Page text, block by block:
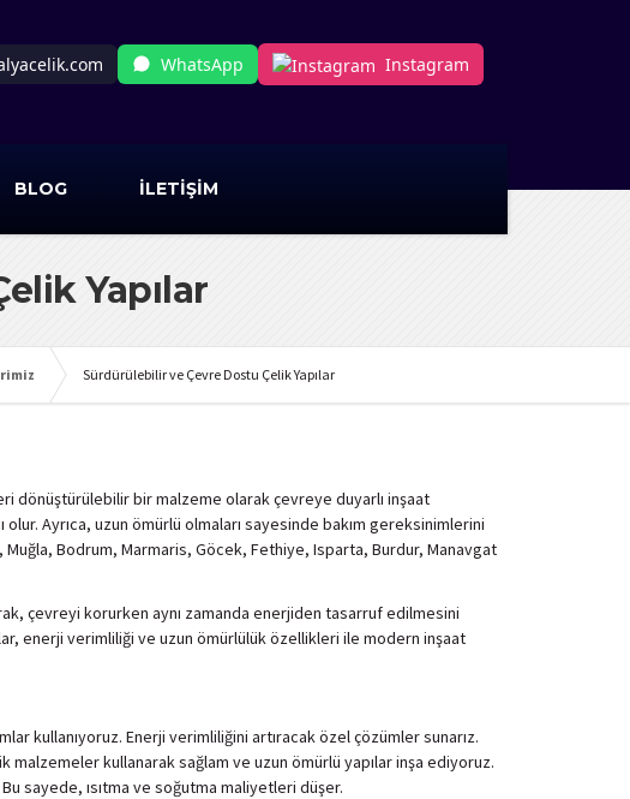
WhatsApp Instagram
BLOG İLETİŞİM
Yapılar
Sürdürülebilir ve Çevre Dostu Çelik Yapılar
dönüştürülebilir bir malzeme olarak çevreye duyarlı inşaat
Ayrıca, uzun ömürlü olmaları sayesinde bakım gereksinimlerini
Muğla, Bodrum, Marmaris, Göcek, Fethiye, Isparta, Burdur, Manavgat
çevreyi korurken aynı zamanda enerjiden tasarruf edilmesini
enerji verimliliği ve uzun ömürlülük özellikleri ile modern inşaat
kullanıyoruz. Enerji verimliliğini artıracak özel çözümler sunarız.
kullanarak sağlam ve uzun ömürlü yapılar inşa ediyoruz.
Bu sayede, ısıtma ve soğutma maliyetleri düşer.